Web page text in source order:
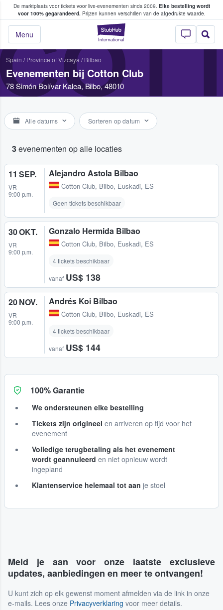
De marktplaats voor tickets voor live-evenementen sinds 2009. Elke bestelling wordt
voor 100% gegarandeerd.Prijzen kunnen verschillen van de afgedrukte waarde.
StubHub: waar
Menu
tickets kopen en verkopen
Spain / Province of Vizcaya / Bilbao
Evenementen bij Cotton Club
78 Simón Bolívar Kalea, Bilbo, 48010
Alle datums Sorteren op datum
3evenementen op alle locaties
11 SEP.
VR
9:00 p.m.
Alejandro Astola Bilbao
Cotton Club, Bilbo, Euskadi, ES
Geen tickets beschikbaar
30 OKT.
VR
9:00 p.m.
Gonzalo Hermida Bilbao
Cotton Club, Bilbo, Euskadi, ES
4 tickets beschikbaar
vanaf US$ 138
20 NOV.
VR
9:00 p.m.
Andrés Koi Bilbao
Cotton Club, Bilbo, Euskadi, ES
4 tickets beschikbaar
vanaf US$ 144
100% Garantie
We ondersteunen elke bestelling
Tickets zijn origineel en arriveren op tijd voor het
evenement
Volledige terugbetaling als het evenement
wordt geannuleerd en niet opnieuw wordt
ingepland
Klantenservice helemaal tot aan je stoel
Meld je aan voor onze laatste exclusieve
updates, aanbiedingen en meer te ontvangen!
U kunt zich op elk gewenst moment afmelden via de link in onze
e-mails. Lees onze Privacyverklaring voor meer details.